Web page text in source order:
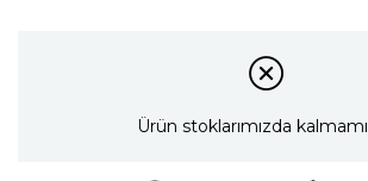
Ürün stoklarımızda